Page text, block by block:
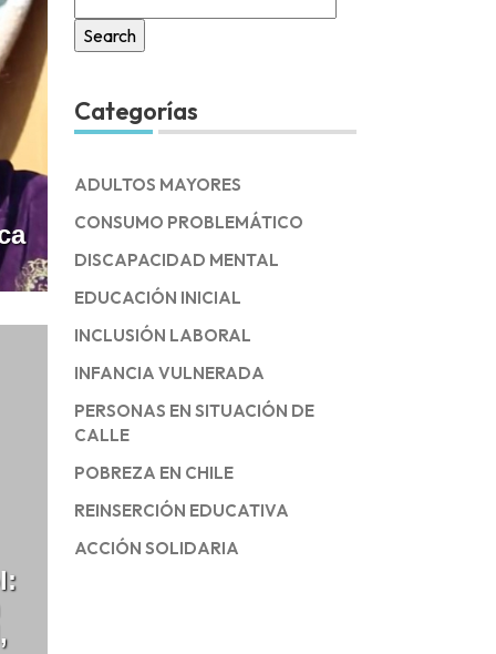
for:
Categorías
ADULTOS MAYORES
CONSUMO PROBLEMÁTICO
DISCAPACIDAD MENTAL
EDUCACIÓN INICIAL
INCLUSIÓN LABORAL
INFANCIA VULNERADA
PERSONAS EN SITUACIÓN DE
CALLE
POBREZA EN CHILE
REINSERCIÓN EDUCATIVA
ACCIÓN SOLIDARIA